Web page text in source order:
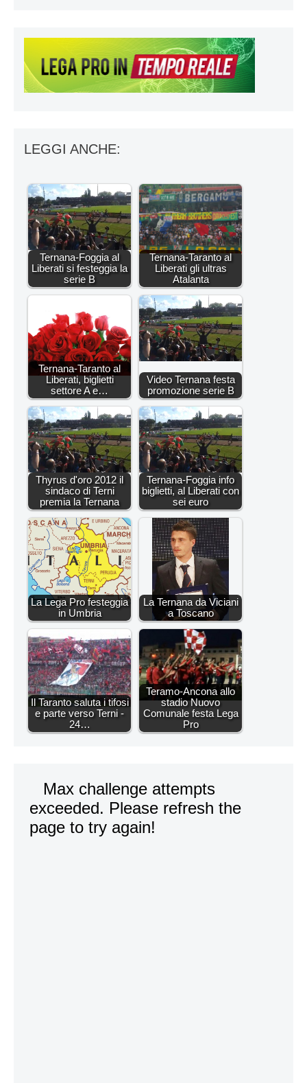
LEGGI ANCHE:
Ternana-Foggia al
Liberati si festeggia la
serie B
Ternana-Taranto al
Liberati gli ultras
Atalanta
Ternana-Taranto al
Liberati, biglietti
settore A e…
Video Ternana festa
promozione serie B
Thyrus d'oro 2012 il
sindaco di Terni
premia la Ternana
Ternana-Foggia info
biglietti, al Liberati con
sei euro
La Lega Pro festeggia
in Umbria
La Ternana da Viciani
a Toscano
Il Taranto saluta i tifosi
e parte verso Terni -
24…
Teramo-Ancona allo
stadio Nuovo
Comunale festa Lega
Pro